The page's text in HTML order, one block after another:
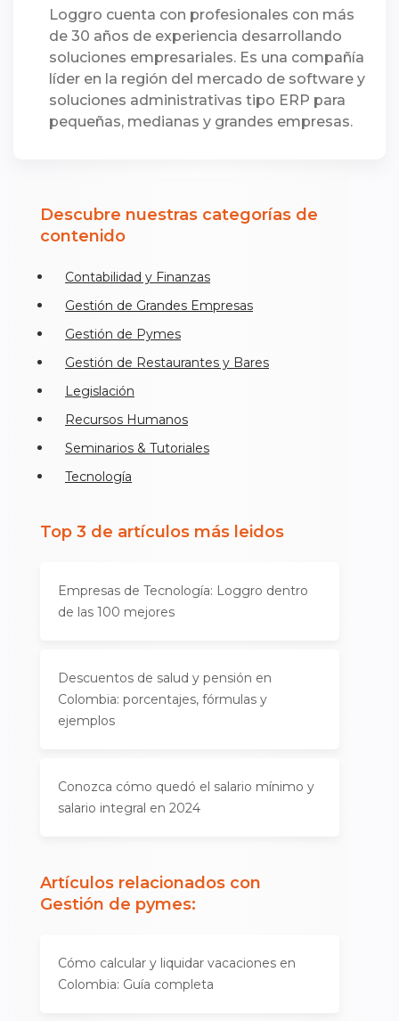
Loggro cuenta con profesionales con más
de 30 años de experiencia desarrollando
soluciones empresariales. Es una compañía
líder en la región del mercado de software y
soluciones administrativas tipo ERP para
pequeñas, medianas y grandes empresas.
Descubre nuestras categorías de
contenido
Contabilidad y Finanzas
Gestión de Grandes Empresas
Gestión de Pymes
Gestión de Restaurantes y Bares
Legislación
Recursos Humanos
Seminarios & Tutoriales
Tecnología
Top 3 de artículos más leidos
Empresas de Tecnología: Loggro dentro
de las 100 mejores
Descuentos de salud y pensión en
Colombia: porcentajes, fórmulas y
ejemplos
Conozca cómo quedó el salario mínimo y
salario integral en 2024
Artículos relacionados con
Gestión de pymes:
Cómo calcular y liquidar vacaciones en
Colombia: Guía completa